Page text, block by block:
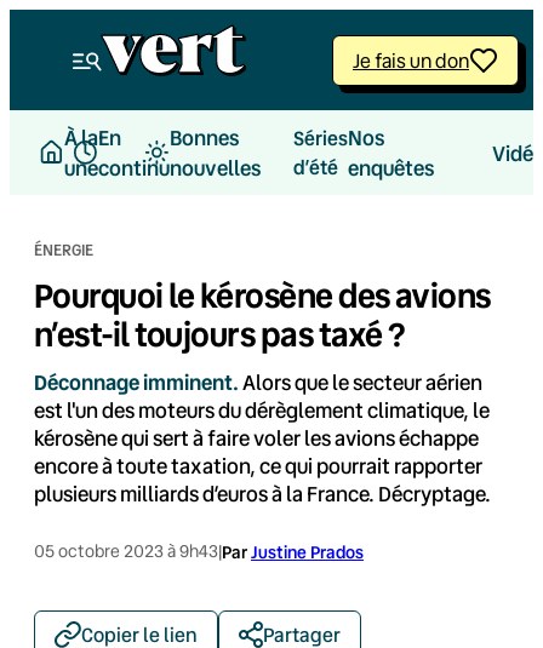
Je fais un don
À la
une
En
continu
Bonnes
nouvelles
Séries
d’été
Nos
enquêtes
ÉNERGIE
Pourquoi le kérosène des avions
n’est-il toujours pas taxé ?
Déconnage imminent.Alors que le secteur aérien
est l'un des moteurs du dérèglement climatique, le
kérosène qui sert à faire voler les avions échappe
encore à toute taxation, ce qui pourrait rapporter
plusieurs milliards d’euros à la France. Décryptage.
05 octobre 2023 à 9h43|ParJustine Prados
Copier le lien Partager